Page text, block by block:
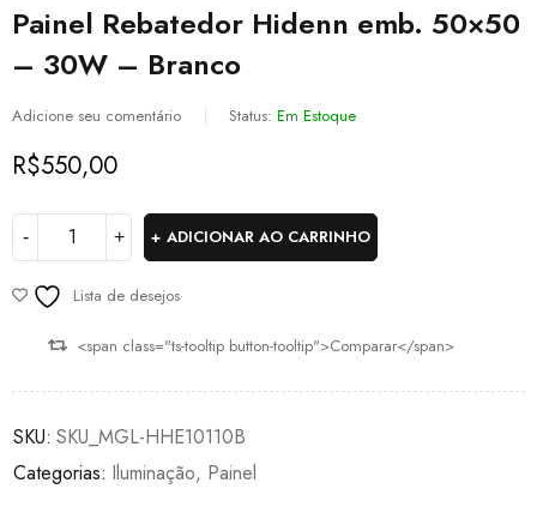
Painel Rebatedor Hidenn emb. 50×50
– 30W – Branco
Adicione seu comentário Status: Em Estoque
R$550,00
ADICIONAR AO CARRINHO
Lista de desejos
<span class="ts-tooltip button-tooltip">Comparar</span>
SKU: SKU_MGL-HHE10110B
Categorias: Iluminação, Painel